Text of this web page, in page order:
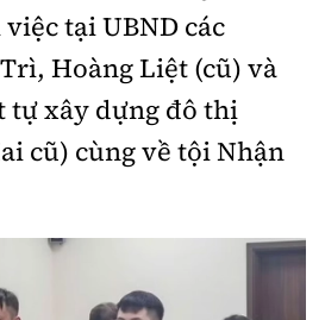
tại UBND các
Hoàng Liệt (cũ) và
tự xây dựng đô thị
cũ) cùng về tội Nhận